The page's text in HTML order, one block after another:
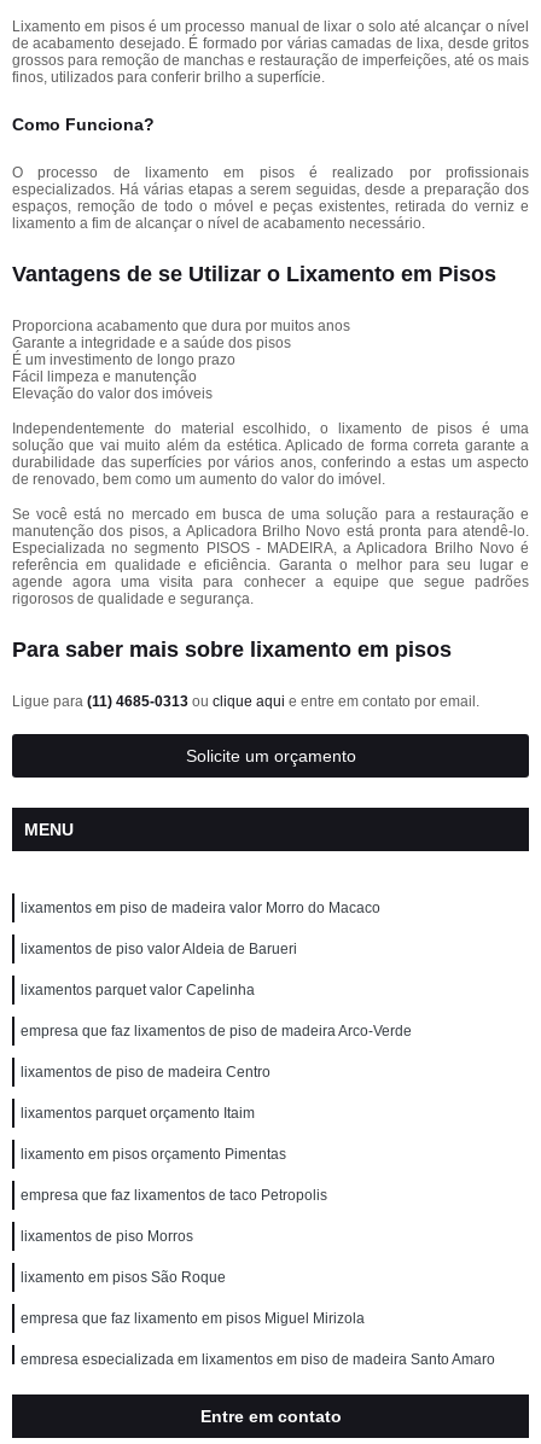
Lixamento em pisos é um processo manual de lixar o solo até alcançar o nível
de acabamento desejado. É formado por várias camadas de lixa, desde gritos
grossos para remoção de manchas e restauração de imperfeições, até os mais
finos, utilizados para conferir brilho a superfície.
Como Funciona?
O processo de lixamento em pisos é realizado por profissionais
especializados. Há várias etapas a serem seguidas, desde a preparação dos
espaços, remoção de todo o móvel e peças existentes, retirada do verniz e
lixamento a fim de alcançar o nível de acabamento necessário.
Vantagens de se Utilizar o Lixamento em Pisos
Proporciona acabamento que dura por muitos anos
Garante a integridade e a saúde dos pisos
É um investimento de longo prazo
Fácil limpeza e manutenção
Elevação do valor dos imóveis
Independentemente do material escolhido, o lixamento de pisos é uma
solução que vai muito além da estética. Aplicado de forma correta garante a
durabilidade das superfícies por vários anos, conferindo a estas um aspecto
de renovado, bem como um aumento do valor do imóvel.
Se você está no mercado em busca de uma solução para a restauração e
manutenção dos pisos, a Aplicadora Brilho Novo está pronta para atendê-lo.
Especializada no segmento PISOS - MADEIRA, a Aplicadora Brilho Novo é
referência em qualidade e eficiência. Garanta o melhor para seu lugar e
agende agora uma visita para conhecer a equipe que segue padrões
rigorosos de qualidade e segurança.
Para saber mais sobre lixamento em pisos
Ligue para (11) 4685-0313 ou clique aqui e entre em contato por email.
Solicite um orçamento
MENU
lixamentos em piso de madeira valor Morro do Macaco
lixamentos de piso valor Aldeia de Barueri
lixamentos parquet valor Capelinha
empresa que faz lixamentos de piso de madeira Arco-Verde
lixamentos de piso de madeira Centro
lixamentos parquet orçamento Itaim
lixamento em pisos orçamento Pimentas
empresa que faz lixamentos de taco Petropolis
lixamentos de piso Morros
lixamento em pisos São Roque
empresa que faz lixamento em pisos Miguel Mirizola
empresa especializada em lixamentos em piso de madeira Santo Amaro
Entre em contato